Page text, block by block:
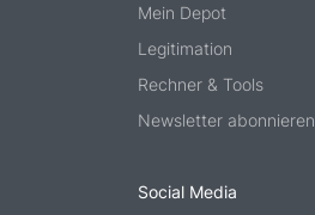
Mein Depot
Legitimation
Rechner & Tools
Newsletter abonnieren
Social Media